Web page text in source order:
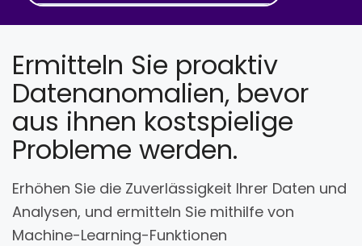
Ermitteln Sie proaktiv
Datenanomalien, bevor
aus ihnen kostspielige
Probleme werden.
Erhöhen Sie die Zuverlässigkeit Ihrer Daten und
Analysen, und ermitteln Sie mithilfe von
Machine-Learning-Funktionen